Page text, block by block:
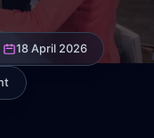
18 April 2026